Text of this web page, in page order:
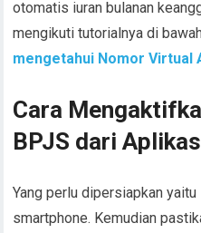
otomatis iuran bulanan
mengikuti tutorialnya di
mengetahui Nomor Virtual
Cara
BPJS dari
Yang perlu dipersiapkan
smartphone. Kemudian